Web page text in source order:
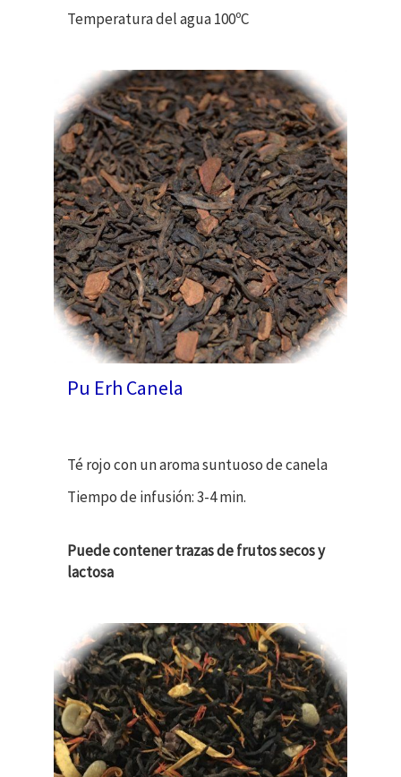
Temperatura del agua 100ºC
Pu Erh Canela
Té rojo con un aroma suntuoso de canela
Tiempo de infusión: 3-4 min.
Puede contener trazas de frutos secos y
lactosa